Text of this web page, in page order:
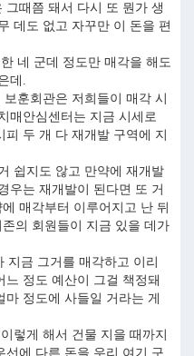
그때쯤 돼서 다시 또 뭔가 생
데도 없고 자꾸만 이 돈을 편
네 군데 정도만 매각을 해도
데.
훈회관은 저희들이 매각 시
매안심센터는 지금 시세로
두 개 다 재개발 구역에 지
쉽지도 않고 만약에 재개발
우는 재개발이 된다면 또 거
매각부터 이루어지고 난 뒤
의 회원들이 지금 있을 데가
지금 그거를 매각하고 이리
정도 예산이 그걸 책정돼
정도에 사들일 거라는 게
렇게 해서 건물 지을 때까지
선에 다른 돈을 우리 여기 구